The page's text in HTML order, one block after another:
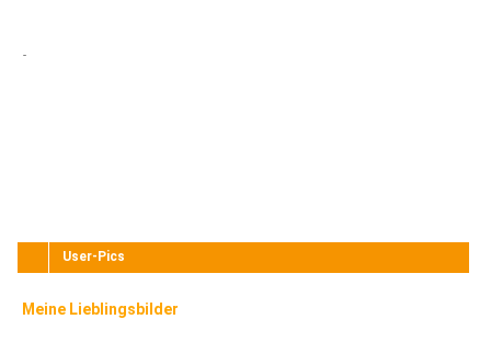
-
User-Pics
Meine Lieblingsbilder